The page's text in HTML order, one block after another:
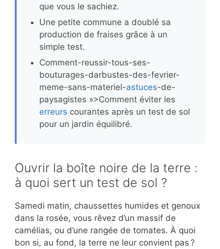
que vous le sachiez.
Une petite commune a doublé sa
production de fraises grâce à un
simple test.
Comment-reussir-tous-ses-
bouturages-darbustes-des-fevrier-
meme-sans-materiel-astuces-de-
paysagistes »>Comment éviter les
erreurs courantes après un test de sol
pour un jardin équilibré.
Ouvrir la boîte noire de la terre :
à quoi sert un test de sol ?
Samedi matin, chaussettes humides et genoux
dans la rosée, vous rêvez d’un massif de
camélias, ou d’une rangée de tomates. À quoi
bon si, au fond, la terre ne leur convient pas ?